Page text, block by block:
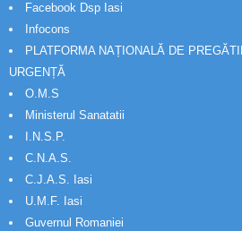
Facebook Dsp Iasi
Infocons
PLATFORMA NAȚIONALĂ DE
URGENȚĂ
O.M.S
Ministerul Sanatatii
I.N.S.P.
C.N.A.S.
C.J.A.S. Iasi
U.M.F. Iasi
Guvernul Romaniei